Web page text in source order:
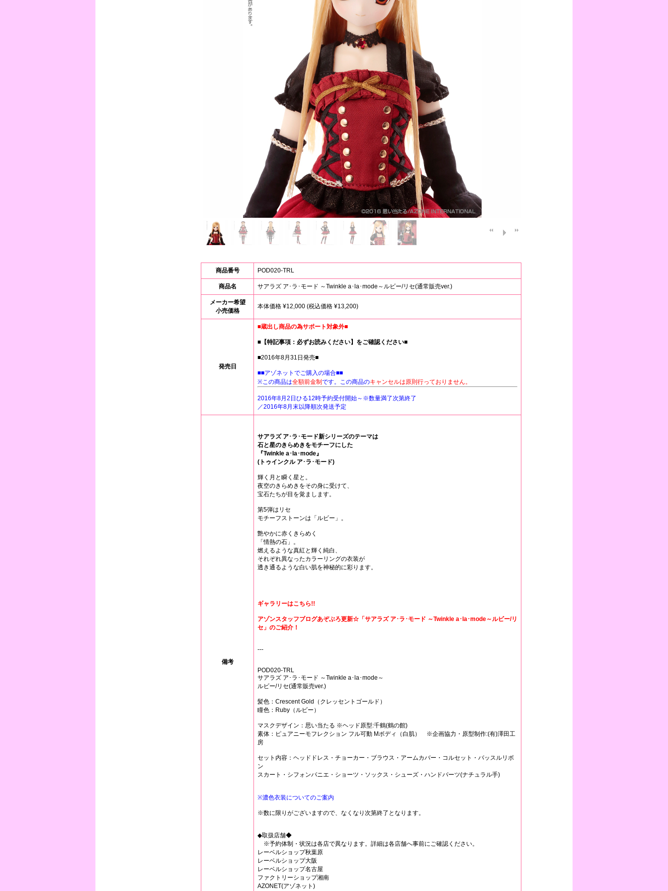
商品番号 POD020-TRL
商品名 サアラズ ア･ラ･モード ～Twinkle a･la･mode～ルビー/リセ(通常販売ver.)
メーカー希望
小売価格
本体価格 ¥12,000 (税込価格 ¥13,200)
発売日
■蔵出し商品の為サポート対象外■
■【特記事項：必ずお読みください】をご確認ください■
■2016年8月31日発売■
■■アゾネットでご購入の場合■■
※この商品は全額前金制 です。この商品のキャンセルは原則行っておりません。
2016年8月2日ひる12時予約受付開始～※数量満了次第終了
／2016年8月末以降順次発送予定
備考
サアラズ ア･ラ･モード新シリーズのテーマは
石と星のきらめきをモチーフにした
『Twinkle a･la･mode』
(トゥインクル ア･ラ･モード)
輝く月と瞬く星と。
夜空のきらめきをその身に受けて、
宝石たちが目を覚まします。
第5弾はリセ
モチーフストーンは「ルビー」。
艶やかに赤くきらめく
「情熱の石」。
燃えるような真紅と輝く純白、
それぞれ異なったカラーリングの衣装が
透き通るような白い肌を神秘的に彩ります。
ギャラリーはこちら!!
アゾンスタッフブログあぞぶろ更新☆「サアラズ ア･ラ･モード ～Twinkle a･la･mode～ルビー/リ
セ」のご紹介！
---
POD020-TRL
サアラズ ア･ラ･モード ～Twinkle a･la･mode～
ルビー/リセ(通常販売ver.)
髪色：Crescent Gold（クレッセントゴールド）
瞳色：Ruby（ルビー）
マスクデザイン：思い当たる ※ヘッド原型:千鶴(鶴の館)
素体：ピュアニーモフレクション フル可動 Mボディ（白肌） ※企画協力・原型制作:(有)澤田工
房
セット内容：ヘッドドレス・チョーカー・ブラウス・アームカバー・コルセット・バッスルリボ
ン
スカート・シフォンパニエ・ショーツ・ソックス・シューズ・ハンドパーツ(ナチュラル手)
※濃色衣装についてのご案内
※数に限りがございますので、なくなり次第終了となります。
◆取扱店舗◆
※予約体制・状況は各店で異なります。詳細は各店舗へ事前にご確認ください。
レーベルショップ秋葉原
レーベルショップ大阪
レーベルショップ名古屋
ファクトリーショップ湘南
AZONET(アゾネット)